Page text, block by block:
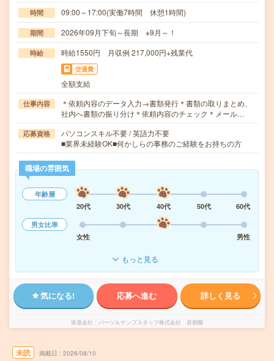
時間 09:00～17:00(実働7時間 休憩1時間)
期間 2026年09月下旬～長期 ※9月～！
時給 時給1550円 月収例 217,000円+残業代
交通費
全額支給
仕事内容
＊依頼内容のデータ入力→書類発行＊書類の取りまとめ、
社内へ書類の振り分け＊依頼内容のチェック＊メール…
応募資格
パソコンスキル不要 / 英語力不要
■業界未経験OK■何かしらの事務のご経験をお持ちの方
職場の雰囲気
年齢層
20代
30代 40代 50代
60代
男女比率
女性
男性
もっと見る
気になる! 応募へ進む 詳しく見る
派遣会社 パーソルテンプスタッフ株式会社 首都圏
未読 掲載日 2026/08/10